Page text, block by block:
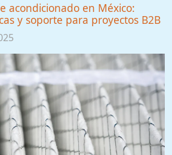
acondicionado en México:
y soporte para proyectos B2B